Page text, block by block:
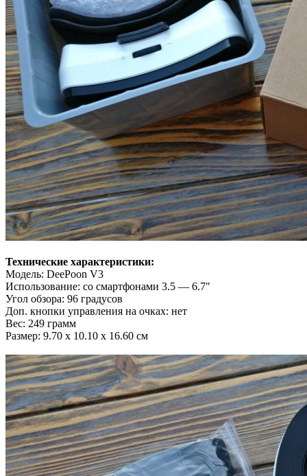
Технические характеристики:
Модель: DeePoon V3
Использование: со смартфонами 3.5 — 6.7"
Угол обзора: 96 градусов
Доп. кнопки управления на очках: нет
Вес: 249 грамм
Размер: 9.70 x 10.10 x 16.60 см